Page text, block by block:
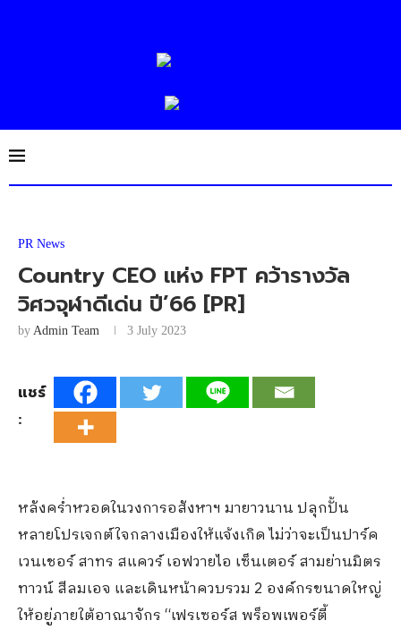
PR News
Country CEO แห่ง FPT คว้ารางวัล
วิศวจุฬาดีเด่น ปี’66 [PR]
by Admin Team 3 July 2023
แชร์
:
หลังคร่ำหวอดในวงการอสังหาฯ มายาวนาน ปลุกปั้น
หลายโปรเจกต์ใจกลางเมืองให้แจ้งเกิด ไม่ว่าจะเป็นปาร์ค
เวนเชอร์ สาทร สแควร์ เอฟวายไอ เซ็นเตอร์ สามย่านมิตร
ทาวน์ สีลมเอจ และเดินหน้าควบรวม 2 องค์กรขนาดใหญ่
ให้อยู่ภายใต้อาณาจักร “เฟรเซอร์ส พร็อพเพอร์ตี้